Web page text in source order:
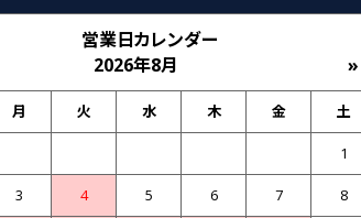
営業日カレンダー
2026年8月
»
月 火 水 木 金 土
1
3 4 5 6 7 8